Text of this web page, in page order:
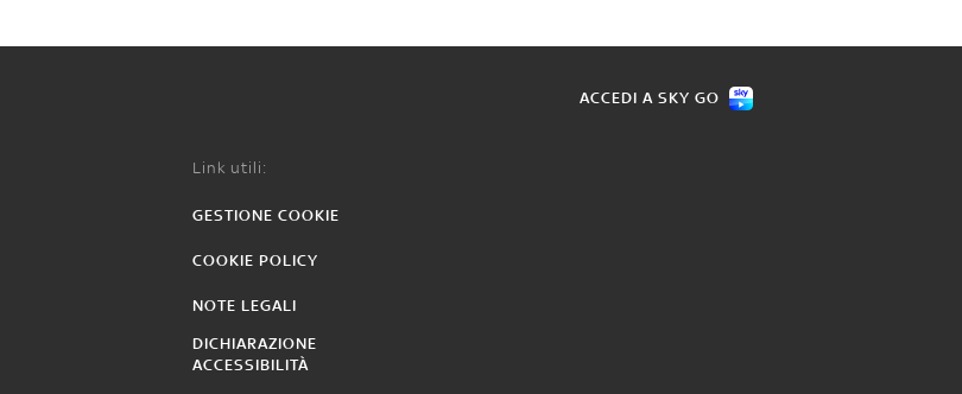
ACCEDI A SKY GO
Link utili:
GESTIONE COOKIE
COOKIE POLICY
NOTE LEGALI
DICHIARAZIONE
ACCESSIBILITÀ